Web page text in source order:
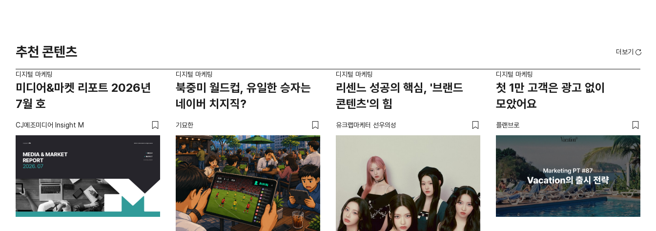
추천 콘텐츠 더보기
디지털 마케팅
미디어&마켓 리포트 2026년
7월 호
CJ메조미디어 Insight M
디지털 마케팅
북중미 월드컵, 유일한 승자는
네이버 치지직?
기묘한
디지털 마케팅
리센느 성공의 핵심, '브랜드
콘텐츠'의 힘
유크랩마케터 선우의성
디지털 마케팅
첫 1만 고객은 광고 없이
모았어요
플랜브로